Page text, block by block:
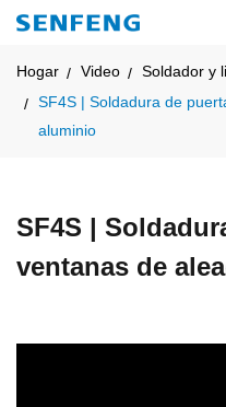
Hogar Video
Soldador y
SF4S | Soldadura de
aluminio
SF4S |
ventanas de